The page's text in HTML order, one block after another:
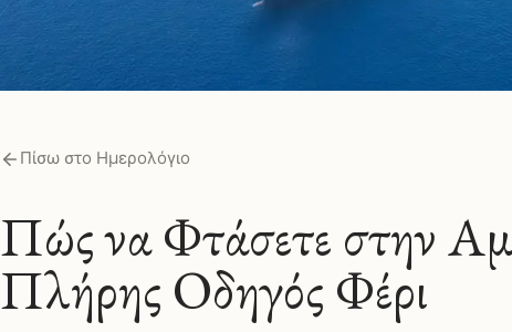
Πίσω στο Ημερολόγιο
Πώς να Φτάσετε στην
Πλήρης Οδηγός Φέρι